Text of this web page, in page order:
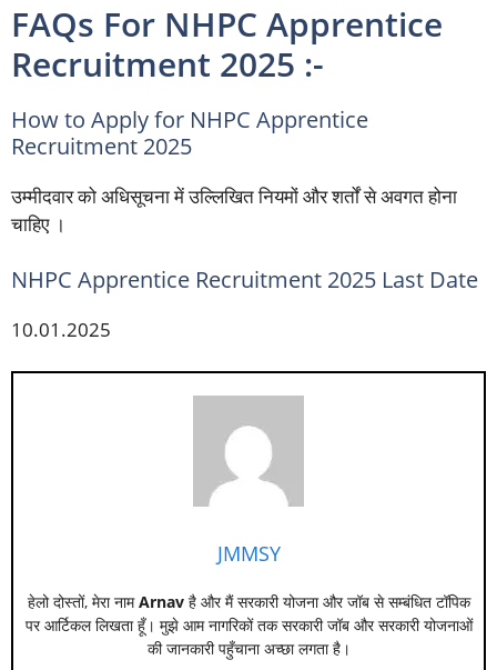
FAQs For NHPC Apprentice
Recruitment 2025 :-
How to Apply for NHPC Apprentice
Recruitment 2025
उम्मीदवार को अधिसूचना में उल्लिखित नियमों और शर्तों से अवगत होना
चाहिए ।
NHPC Apprentice Recruitment 2025 Last Date
10.01.2025
JMMSY
हेलो दोस्तों, मेरा नामArnavहै और मैं सरकारी योजना और जॉब से सम्बंधित टॉपिक
पर आर्टिकल लिखता हूँ। मुझे आम नागरिकों तक सरकारी जॉब और सरकारी योजनाओं
की जानकारी पहुँचाना अच्छा लगता है।